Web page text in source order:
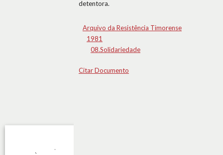
detentora.
Arquivo da Resistência Timorense
1981
08.Solidariedade
Citar Documento